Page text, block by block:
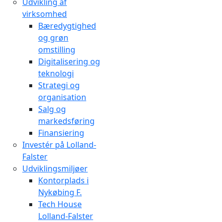
virksomhed
Bæredygtighed
og grøn
omstilling
Digitalisering og
teknologi
Strategi og
organisation
Salg og
markedsføring
Finansiering
Investér på Lolland-
Falster
Udviklingsmiljøer
Kontorplads i
Nykøbing F.
Tech House
Lolland-Falster